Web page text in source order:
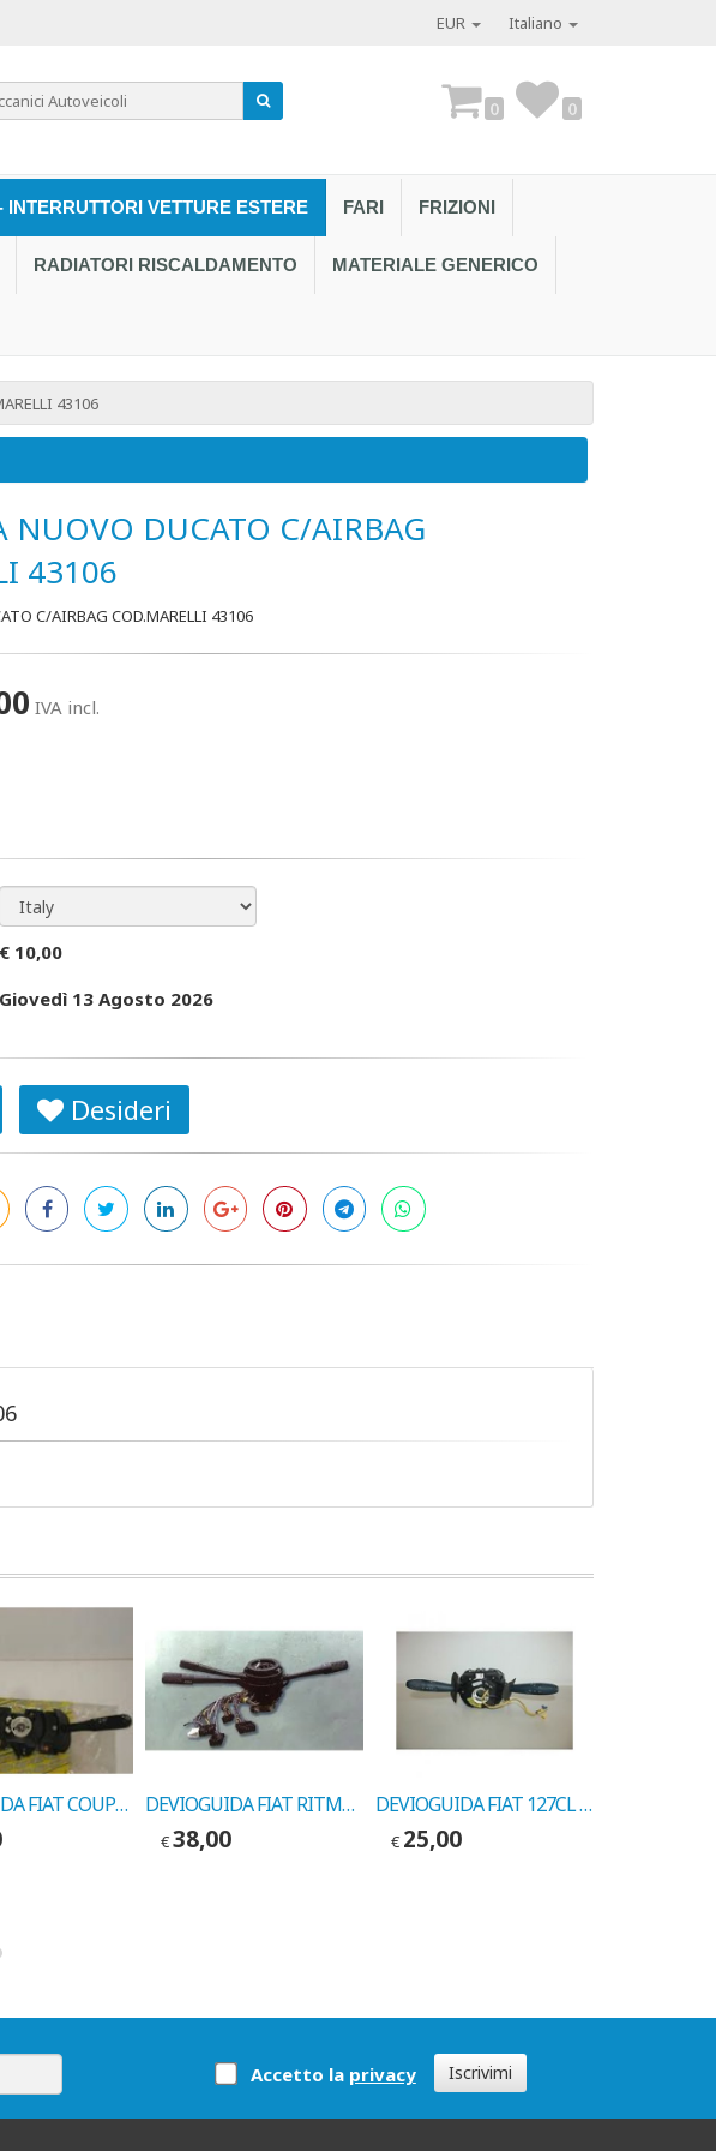
EUR Italiano
0 0
INTERRUTTORI VETTURE ESTERE FARI FRIZIONI
RADIATORI RISCALDAMENTO MATERIALE GENERICO
43106
NUOVO DUCATO C/AIRBAG
43106
C/AIRBAG COD.MARELLI 43106
IVA incl.
€ 10,00
Giovedì 13 Agosto 2026
Desideri
DEVIOGUIDA FIAT COUPE' COD.MARELLI 43024 DEVIOGUIDA FIAT RITMO S COD.MARELLI 41361
€38,00
DEVIOGUIDA FIAT 127CL COD. VITALONI 1112015
€ 25,00
Accetto la privacy Iscrivimi